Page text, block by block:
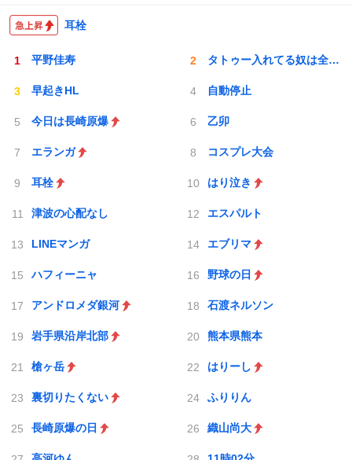
耳栓
平野佳寿 タトゥー入れてる奴は全員バカです
早起きHL 自動停止
今日は長崎原爆 乙卯
エランガ コスプレ大会
耳栓 はり泣き
津波の心配なし エスパルト
LINEマンガ エブリマ
ハフィーニャ 野球の日
アンドロメダ銀河 石渡ネルソン
岩手県沿岸北部 熊本県熊本
槍ヶ岳 はりーし
裏切りたくない ふりりん
長崎原爆の日 織山尚大